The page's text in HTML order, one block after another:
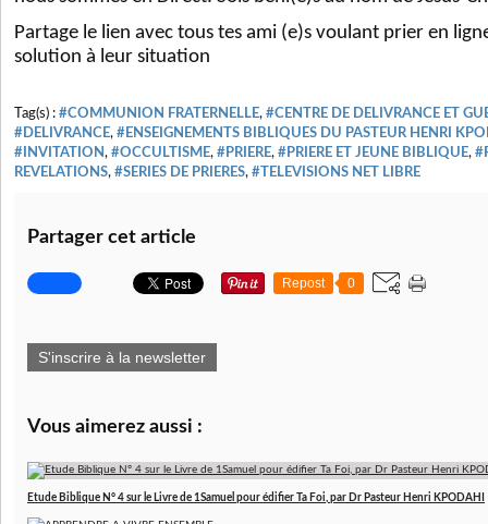
Partage le lien avec tous tes ami (e)s voulant prier en
solution à leur situation
Tag(s) : #COMMUNION FRATERNELLE, #CENTRE DE DELIVRANCE ET
#DELIVRANCE, #ENSEIGNEMENTS BIBLIQUES DU PASTEUR HENRI
#INVITATION, #OCCULTISME, #PRIERE, #PRIERE ET JEUNE BIBLIQUE,
REVELATIONS, #SERIES DE PRIERES, #TELEVISIONS NET LIBRE
Partager cet article
Repost 0
S'inscrire à la newsletter
Vous aimerez aussi :
Etude Biblique N° 4 sur le Livre de 1Samuel pour édifier Ta Foi, par Dr Pasteur Henri KPODAHI